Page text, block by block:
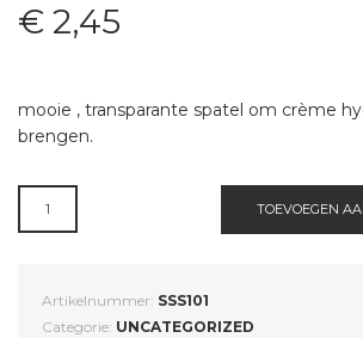
€ 2,45
mooie , transparante spatel om crème
brengen.
SPATEL
TOEVOEGEN
Artikelnummer: SSS101
Categorie: UNCATEGORIZED